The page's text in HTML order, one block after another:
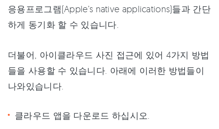
응용프로그램(Apple’s native applications)들과 간단
하게 동기화 할 수 있습니다.
더불어, 아이클라우드 사진 접근에 있어 4가지 방법
들을 사용할 수 있습니다. 아래에 이러한 방법들이
나와있습니다.
클라우드 앱을 다운로드 하십시오.